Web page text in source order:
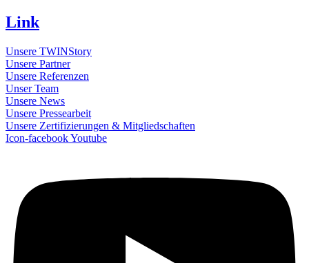
Link
Unsere TWINStory
Unsere Partner
Unsere Referenzen
Unser Team
Unsere News
Unsere Pressearbeit
Unsere Zertifizierungen & Mitgliedschaften
Icon-facebookYoutube